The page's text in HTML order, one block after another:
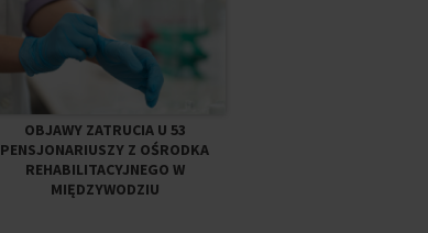
OBJAWY ZATRUCIA U 53
PENSJONARIUSZY Z OŚRODKA
REHABILITACYJNEGO W
MIĘDZYWODZIU